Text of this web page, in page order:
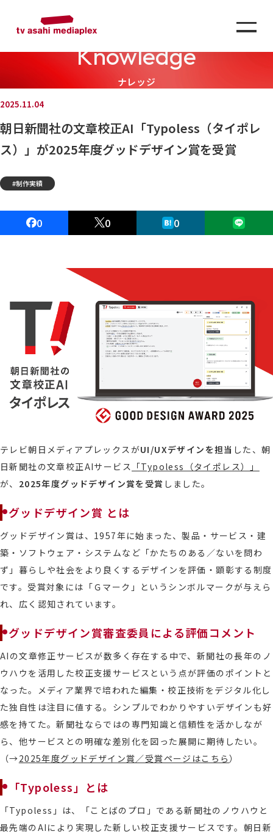
Knowledge
ナレッジ
2025.11.04
朝日新聞社の文章校正AI「Typoless（タイポレ
ス）」が2025年度グッドデザイン賞を受賞
制作実績
0 0 0
テレビ朝日メディアプレックスがUI/UXデザインを担当 した、朝
日新聞社の文章校正AIサービス 「Typoless（タイポレス）」
が、 2025年度グッドデザイン賞を受賞 しました。
グッドデザイン賞 とは
グッドデザイン賞は、1957年に始まった、製品・サービス・建
築・ソフトウェア・システムなど「かたちのある／ないを問わ
ず」暮らしや社会をより良くするデザインを評価・顕彰する制度
です。受賞対象には「Ｇマーク」というシンボルマークが与えら
れ、広く認知されています。
グッドデザイン賞審査委員による評価コメント
AIの文章修正サービスが数多く存在する中で、新聞社の長年のノ
ウハウを活用した校正支援サービスという点が評価のポイントと
なった。メディア業界で培われた編集・校正技術をデジタル化し
た独自性は注目に値する。シンプルでわかりやすいデザインも好
感を持てた。新聞社ならではの専門知識と信頼性を活かしなが
ら、他サービスとの明確な差別化を図った展開に期待したい。
（→2025年度グッドデザイン賞／受賞ページはこちら）
「Typoless」とは
「Typoless」は、「ことばのプロ」である新聞社のノウハウと
最先端のAIにより実現した新しい校正支援サービスです。朝日新